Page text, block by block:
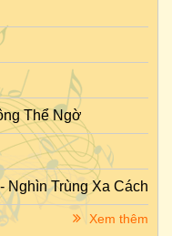
Thể Ngờ
Nghìn Trùng Xa Cách
Xem thêm